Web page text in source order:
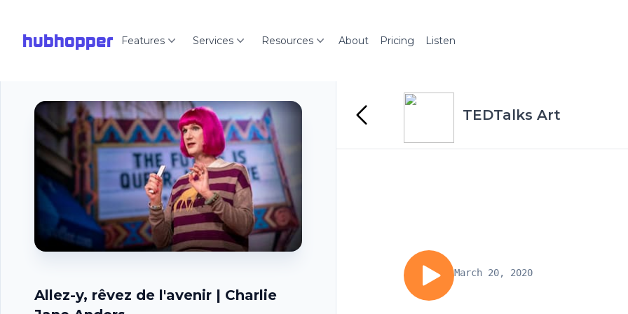
hubhopper Features Services Resources About Pricing Listen
Allez-y, rêvez de l'avenir | Charlie
TEDTalks Art
March 20, 2020